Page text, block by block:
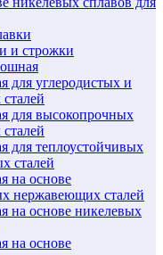
и строжки
для углеродистых и
для высокопрочных
для теплоустойчивых
сталей
на основе
нержавеющих сталей
на основе никелевых
на основе